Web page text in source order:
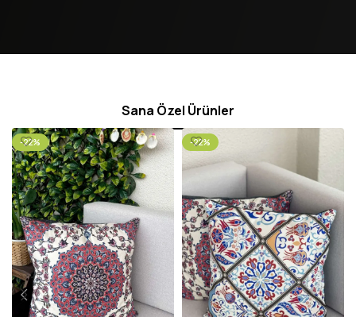
Sana Özel Ürünler
-22% -22%